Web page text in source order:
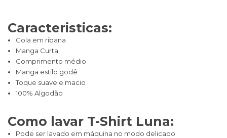
Caracteristicas:
Gola em ribana
Manga Curta
Comprimento médio
Manga estilo godê
Toque suave e macio
100% Algodão
Como lavar T-Shirt Luna:
Pode ser lavado em máquina no modo delicado